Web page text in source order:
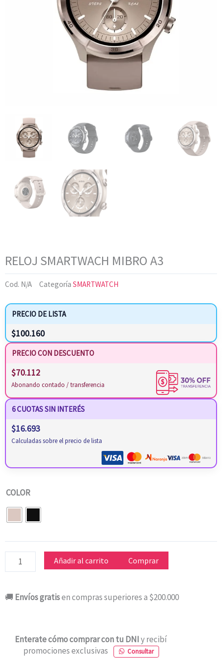
RELOJ SMARTWACH MIBRO A3
Cod. N/A Categoría SMARTWATCH
PRECIO DE LISTA
$100.160
PRECIO CON DESCUENTO
$70.112
Abonando contado / transferencia
6 CUOTAS SIN INTERÉS
$16.693
Calculadas sobre el precio de lista
COLOR
RELOJ
SMARTWACH
Añadir al carrito Comprar
🚚 Envíos gratisen compras superiores a $200.000
Enterate cómo comprar con tu DNIy recibí
promociones exclusivas
Consultar